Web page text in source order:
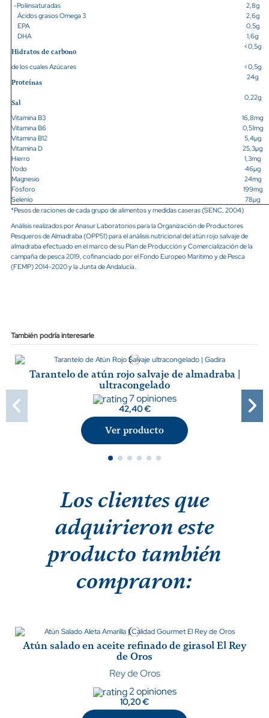
-Poliinsaturadas
2,8g
Ácidos grasos Omega 3
2,6g
EPA
0,5g
DHA
1,6g
Hidratos de carbono
<0,5g
de los cuales Azúcares <0,5g
Proteínas
24g
Sal
0,22g
Vitamina B3
16,8mg
Vitamina B6
0,51mg
Vitamina B12
5,4µg
Vitamina D
25,3µg
Hierro
1,3mg
Yodo
46µg
Magnesio
24mg
Fósforo
199mg
Selenio
78µg
*Pesos de raciones de cada grupo de alimentos y medidas caseras (SENC, 2004)
Análisis realizados por Anasur Laboratorios para la Organización de Productores
Pesqueros de Almadraba (OPP51) para el análisis nutricional del atún rojo salvaje de
almadraba efectuado en el marco de su Plan de Producción y Comercialización de la
campaña de pesca 2019, cofinanciado por el Fondo Europeo Marítimo y de Pesca
(FEMP) 2014-2020 y la Junta de Andalucía.
También podría interesarle
Tarantelo de atún rojo salvaje de almadraba |
ultracongelado
7 opiniones
42,40 €
Ver producto
Filetes de ventresca de atún rojo salvaje de
Filetes de tarantelo de atún rojo salvaje de
Solomillo de atún rojo salvaje de almadraba |
Mormo de atún rojo salvaje de almadraba|
Descargamento de Atún Rojo Salvaje de
Los clientes que
adquirieron este
producto también
compraron:
Atún salado en aceite refinado de girasol El Rey
de Oros
Rey de Oros
2 opiniones
10,20 €